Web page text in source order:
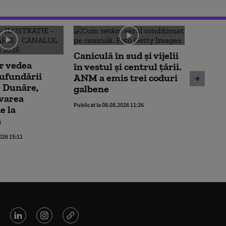
vedea
la
15:11
Caniculă în sud și vijelii
în vestul și centrul țării.
ANM a emis trei coduri
galbene
Publicat la 08.08.2026 11:26